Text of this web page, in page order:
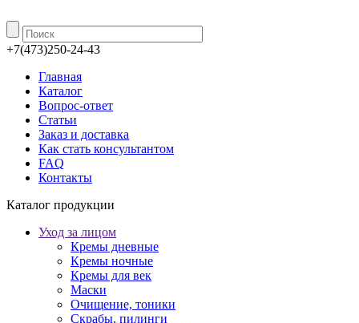
+7(473)250-24-43
Главная
Каталог
Вопрос-ответ
Статьи
Заказ и доставка
Как стать консультантом
FAQ
Контакты
Каталог продукции
Уход за лицом
Кремы дневные
Кремы ночные
Кремы для век
Маски
Очищение, тоники
Скрабы, пилинги